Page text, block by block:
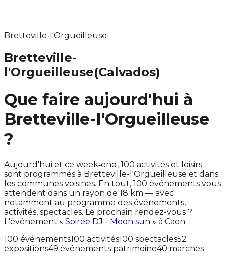
Bretteville-l'Orgueilleuse
Bretteville-
l'Orgueilleuse(Calvados)
Que faire aujourd'hui à
Bretteville-l'Orgueilleuse
?
Aujourd'hui et ce week‑end, 100 activités et loisirs
sont programmés à Bretteville-l'Orgueilleuse et dans
les communes voisines. En tout, 100 événements vous
attendent dans un rayon de 18 km — avec
notamment au programme des événements,
activités, spectacles. Le prochain rendez-vous ?
L'événement « Soirée DJ - Moon sun » à Caen.
100 événements100 activités100 spectacles52
expositions49 événements patrimoine40 marchés